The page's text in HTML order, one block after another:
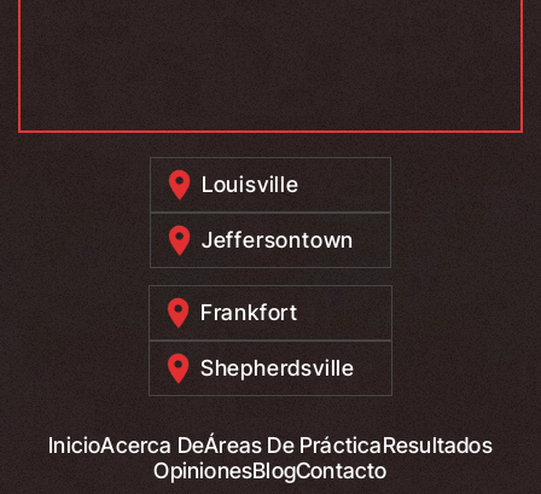
Louisville
Jeffersontown
Frankfort
Shepherdsville
InicioAcerca DeÁreas De PrácticaResultados
OpinionesBlogContacto